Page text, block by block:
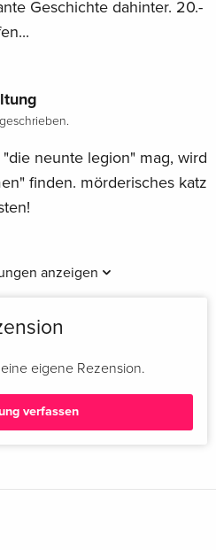
Geschichte dahinter. 20.-
geschrieben.
neunte legion" mag, wird
finden. mörderisches katz
anzeigen
eigene Rezension.
verfassen